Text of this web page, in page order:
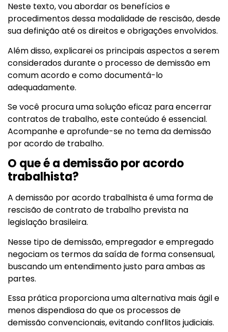
Neste texto, vou abordar os benefícios e
procedimentos dessa modalidade de rescisão, desde
sua definição até os direitos e obrigações envolvidos.
Além disso, explicarei os principais aspectos a serem
considerados durante o processo de demissão em
comum acordo e como documentá-lo
adequadamente.
Se você procura uma solução eficaz para encerrar
contratos de trabalho, este conteúdo é essencial.
Acompanhe e aprofunde-se no tema da demissão
por acordo de trabalho.
O que é a demissão por acordo
trabalhista?
A demissão por acordo trabalhista é uma forma de
rescisão de contrato de trabalho prevista na
legislação brasileira.
Nesse tipo de demissão, empregador e empregado
negociam os termos da saída de forma consensual,
buscando um entendimento justo para ambas as
partes.
Essa prática proporciona uma alternativa mais ágil e
menos dispendiosa do que os processos de
demissão convencionais, evitando conflitos judiciais.